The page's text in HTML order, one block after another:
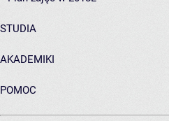
STUDIA
AKADEMIKI
POMOC